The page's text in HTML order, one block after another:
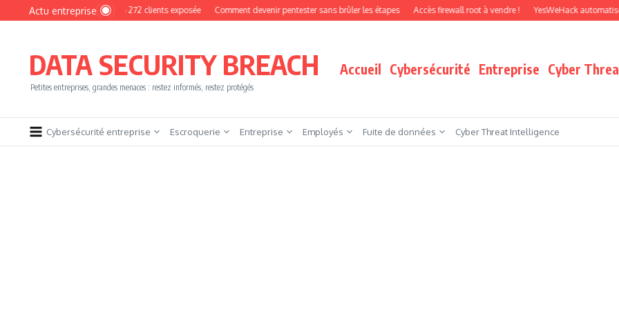
Aller au contenu
Actu entreprise
: une base de 16 272 clients exposée Comment devenir pentester sans brûler les étapes Accès firewall root à vendre ! YesWeHack automatise le
DATA SECURITY BREACH
Petites entreprises, grandes menaces : restez informés, restez protégés
Accueil Cybersécurité Entreprise Cyber
Cybersécurité entreprise Escroquerie Entreprise Employés Fuite de données Cyber Threat Intelligence